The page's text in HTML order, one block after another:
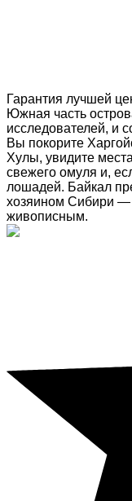
Гарантия лучшей
Южная часть
исследователей, и
Вы покорите
Хулы, увидите
свежего омуля и,
лошадей. Байкал
хозяином Сибири
живописным.